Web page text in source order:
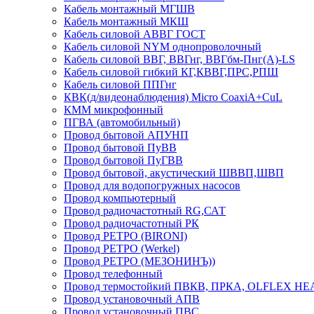
Кабель монтажный МГШВ
Кабель монтажный МКШ
Кабель силовой АВВГ ГОСТ
Кабель силовой NYM однопроволочный
Кабель силовой ВВГ, ВВГнг, ВВГбм-Пнг(А)-LS
Кабель силовой гибкий КГ,КВВГ,ПРС,РПШ
Кабель силовой ППГнг
КВК(д/видеонаблюдения) Micro CoaxiA+CuL
КММ микрофонный
ПГВА (автомобильный)
Провод бытовой АПУНП
Провод бытовой ПуВВ
Провод бытовой ПуГВВ
Провод бытовой, акустический ШВВП,ШВП
Провод для водопогружных насосов
Провод компьютерный
Провод радиочастотный RG,САТ
Провод радиочастотный РК
Провод РЕТРО (BIRONI)
Провод РЕТРО (Werkel)
Провод РЕТРО (МЕЗОНИНЪ))
Провод телефонный
Провод термостойкий ПВКВ, ПРКА, OLFLEX
Провод установочный АПВ